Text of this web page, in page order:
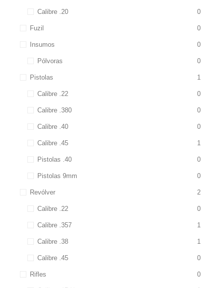
Calibre .20 0
Fuzil 0
Insumos 0
Pólvoras 0
Pistolas 1
Calibre .22 0
Calibre .380 0
Calibre .40 0
Calibre .45 1
Pistolas .40 0
Pistolas 9mm 0
Revólver 2
Calibre .22 0
Calibre .357 1
Calibre .38 1
Calibre .45 0
Rifles 0